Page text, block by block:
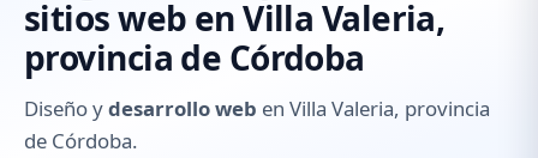
sitios web en Villa Valeria,
provincia de Córdoba
Diseño ydesarrollo web en Villa Valeria, provincia
de Córdoba.